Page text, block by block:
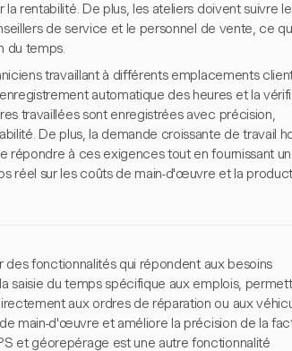
rentabilité. De plus, les ateliers doivent suivre
de service et le personnel de vente, ce
du temps.
travaillant à différents emplacements
automatique des heures et la
travaillées sont enregistrées avec précision,
De plus, la demande croissante de travail
à ces exigences tout en fournissant
réel sur les coûts de main-d'œuvre et la
fonctionnalités qui répondent aux besoins
saisie du temps spécifique aux emplois,
aux ordres de réparation ou aux
main-d'œuvre et améliore la précision de la
et géorepérage est une autre fonctionnalité